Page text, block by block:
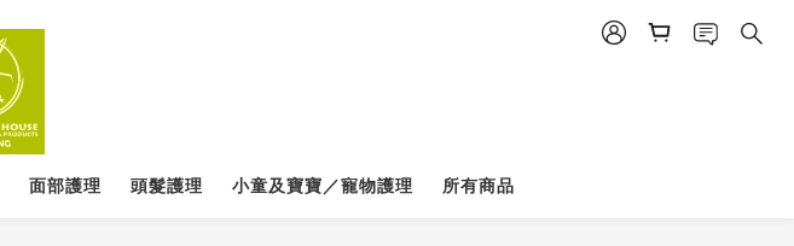
面部護理 頭髮護理 小童及寶寶／寵物護理 所有商品